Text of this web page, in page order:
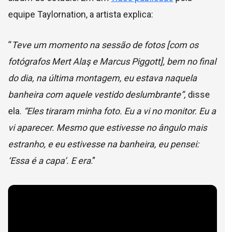
equipe Taylornation, a artista explica:
“Teve um momento na sessão de fotos [com os
fotógrafos Mert Alaş e Marcus Piggott], bem no final
do dia, na última montagem, eu estava naquela
banheira com aquele vestido deslumbrante”, disse
ela. “Eles tiraram minha foto. Eu a vi no monitor. Eu a
vi aparecer. Mesmo que estivesse no ângulo mais
estranho, e eu estivesse na banheira, eu pensei:
‘Essa é a capa’. E era.”